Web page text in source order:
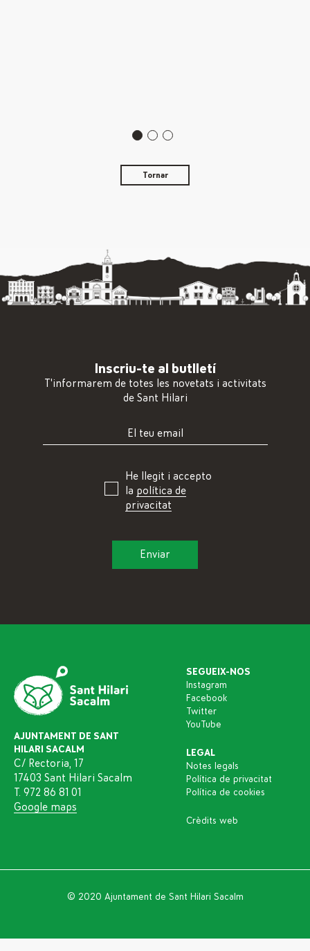
Tornar
Inscriu-te al butlletí
T'informarem de totes les novetats i activitats
de Sant Hilari
He llegit i accepto
la política de
privacitat
AJUNTAMENT DE SANT
HILARI SACALM
C/ Rectoria, 17
17403 Sant Hilari Sacalm
T. 972 86 81 01
Google maps
SEGUEIX-NOS
Instagram
Facebook
Twitter
YouTube
LEGAL
Notes legals
Política de privacitat
Política de cookies
Crèdits web
© 2020 Ajuntament de Sant Hilari Sacalm